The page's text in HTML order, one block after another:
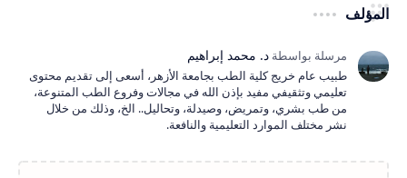
المؤلف
طبيب عام خريج كلية الطب بجامعة الأزهر، أسعى إلى تقديم محتوى
تعليمي وتثقيفي مفيد بإذن الله في مجالات وفروع الطب المتنوعة،
من طب بشري، وتمريض، وصيدلة، وتحاليل.. الخ، وذلك من خلال
نشر مختلف الموارد التعليمية والنافعة.